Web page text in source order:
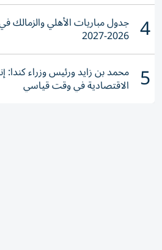
4 جدول مباريات الأهلي
2026-2027
5 محمد بن زايد ورئيس وزراء كندا:
الاقتصادية في وقت قياسي